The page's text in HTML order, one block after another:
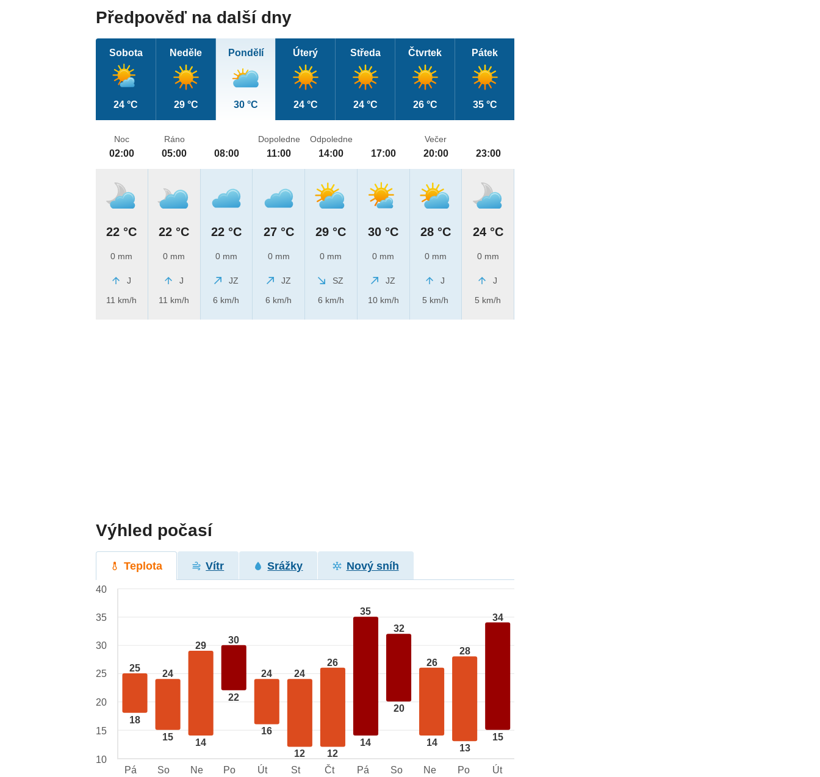
Předpověď na další dny
Sobota
24 °C
Neděle
29 °C
Pondělí
30 °C
Úterý
24 °C
Středa
24 °C
Čtvrtek
26 °C
Pátek
35 °C
Noc
02:00
22 °C
0 mm
J
11 km/h
Ráno
05:00
22 °C
0 mm
J
11 km/h
08:00
22 °C
0 mm
JZ
6 km/h
Dopoledne
11:00
27 °C
0 mm
JZ
6 km/h
Odpoledne
14:00
29 °C
0 mm
SZ
6 km/h
17:00
30 °C
0 mm
JZ
10 km/h
Večer
20:00
28 °C
0 mm
J
5 km/h
23:00
24 °C
0 mm
J
5 km/h
Výhled počasí
Teplota Vítr Srážky Nový sníh
25
18
24
15
29
14
30
22
24
16
24
12
26
12
35
14
32
20
26
14
28
13
34
15
40
35
30
25
20
15
10
Pá
So Ne Po Út St Čt Pá So Ne Po Út